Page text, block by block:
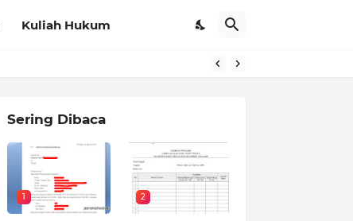
Kuliah Hukum
Sering Dibaca
1 2